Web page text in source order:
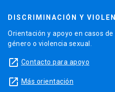
DISCRIMINACIÓN Y
Orientación y apoyo en casos
género o violencia sexual.
launch Contacto para apoyo
launch Más orientación